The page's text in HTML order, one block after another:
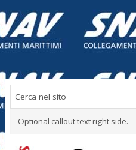
Optional callout text right side.